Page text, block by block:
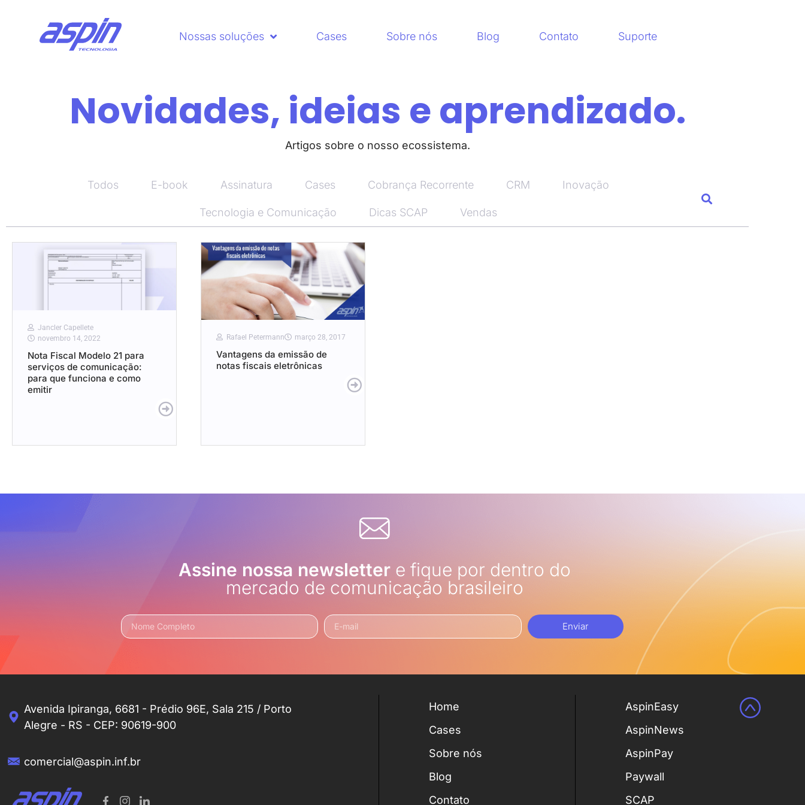
Nossas soluções Cases Sobre nós Blog Contato Suporte
Novidades, ideias e aprendizado.
Artigos sobre o nosso ecossistema.
Todos E-book Assinatura Cases Cobrança Recorrente CRM Inovação
Tecnologia e Comunicação Dicas SCAP Vendas
Jancler Capellete
novembro 14, 2022
Nota Fiscal Modelo 21 para
serviços de comunicação:
para que funciona e como
emitir
Rafael Petermann março 28, 2017
Vantagens da emissão de
notas fiscais eletrônicas
Assine nossa newslettere fique por dentro do
mercado de comunicação brasileiro
Enviar
Avenida Ipiranga, 6681 - Prédio 96E, Sala 215 / Porto
Alegre - RS - CEP: 90619-900
comercial@aspin.inf.br
Home
Cases
Sobre nós
Blog
Contato
AspinEasy
AspinNews
AspinPay
Paywall
SCAP